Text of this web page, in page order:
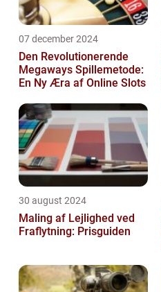
07 december 2024
Den Revolutionerende
Megaways Spillemetode:
En Ny Æra af Online Slots
30 august 2024
Maling af Lejlighed ved
Fraflytning: Prisguiden